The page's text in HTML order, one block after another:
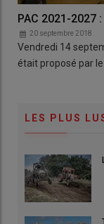
PAC 2021-2027
20 septembre 2018
Vendredi 14
était proposé par
LES PLUS